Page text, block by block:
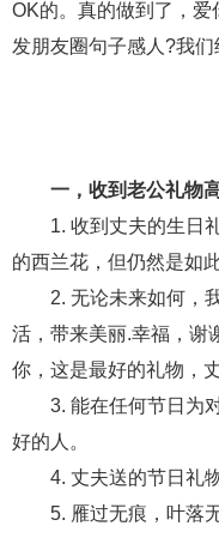
天蝎座男生
爱情诗句 狮子
变心 感人
失恋挽救 情绪
十二生肖 分
异地恋 明星
化妆
挽回老公
OK的。真的做到了，
发朋友圈句子感人?我们
一，收到老公礼物
1. 收到丈夫的生日礼
的西兰花，但仍然是如
2. 无论未来如何，我
活，带来美丽.幸福，谢
你，这是最好的礼物，丈
3. 能在任何节日为对
好的人。
4. 丈夫送的节日礼物
5. 雁过无痕，叶落无